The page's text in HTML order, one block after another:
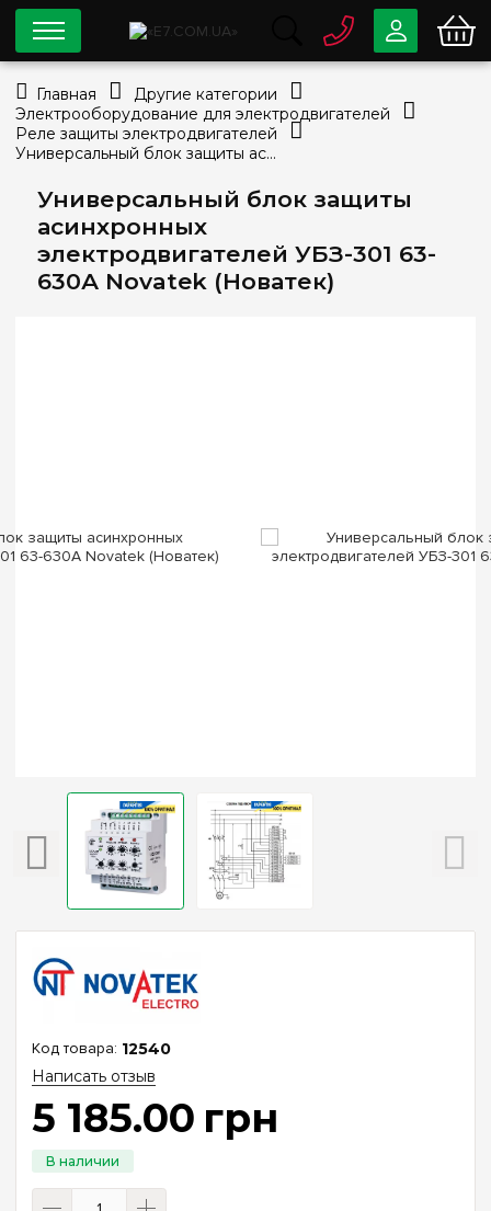
Универсальный блок защиты
асинхронных
электродвигателей УБЗ-301 63-
630А Novatek (Новатек)
12540
Написать отзыв
5 185.00 грн
0 800
info@e7.com.ua
044
Viber Telegram
Главная
Другие категории
Электрооборудование для электродвигателей
Реле защиты электродвигателей
Универсальный блок защиты асинхронных электродвигателей УБЗ-301 63-630А Novatek (Новатек)